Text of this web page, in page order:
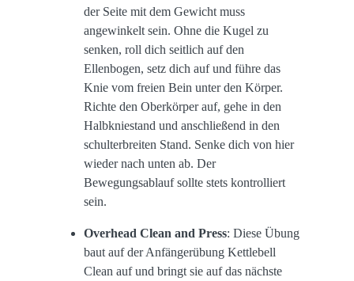
der Seite mit dem Gewicht muss
angewinkelt sein. Ohne die Kugel zu
senken, roll dich seitlich auf den
Ellenbogen, setz dich auf und führe das
Knie vom freien Bein unter den Körper.
Richte den Oberkörper auf, gehe in den
Halbkniestand und anschließend in den
schulterbreiten Stand. Senke dich von hier
wieder nach unten ab. Der
Bewegungsablauf sollte stets kontrolliert
sein.
Overhead Clean and Press: Diese Übung
baut auf der Anfängerübung Kettlebell
Clean auf und bringt sie auf das nächste